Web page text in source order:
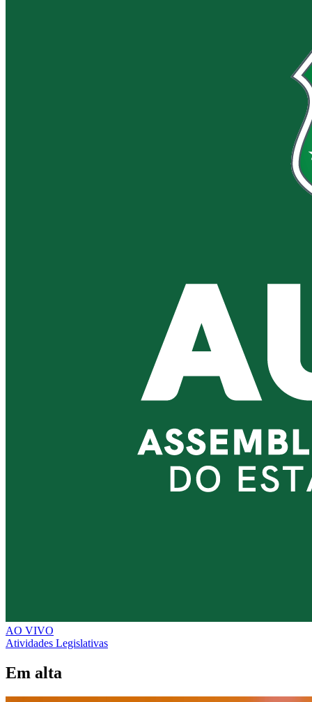
AO VIVO
Atividades Legislativas
Em alta